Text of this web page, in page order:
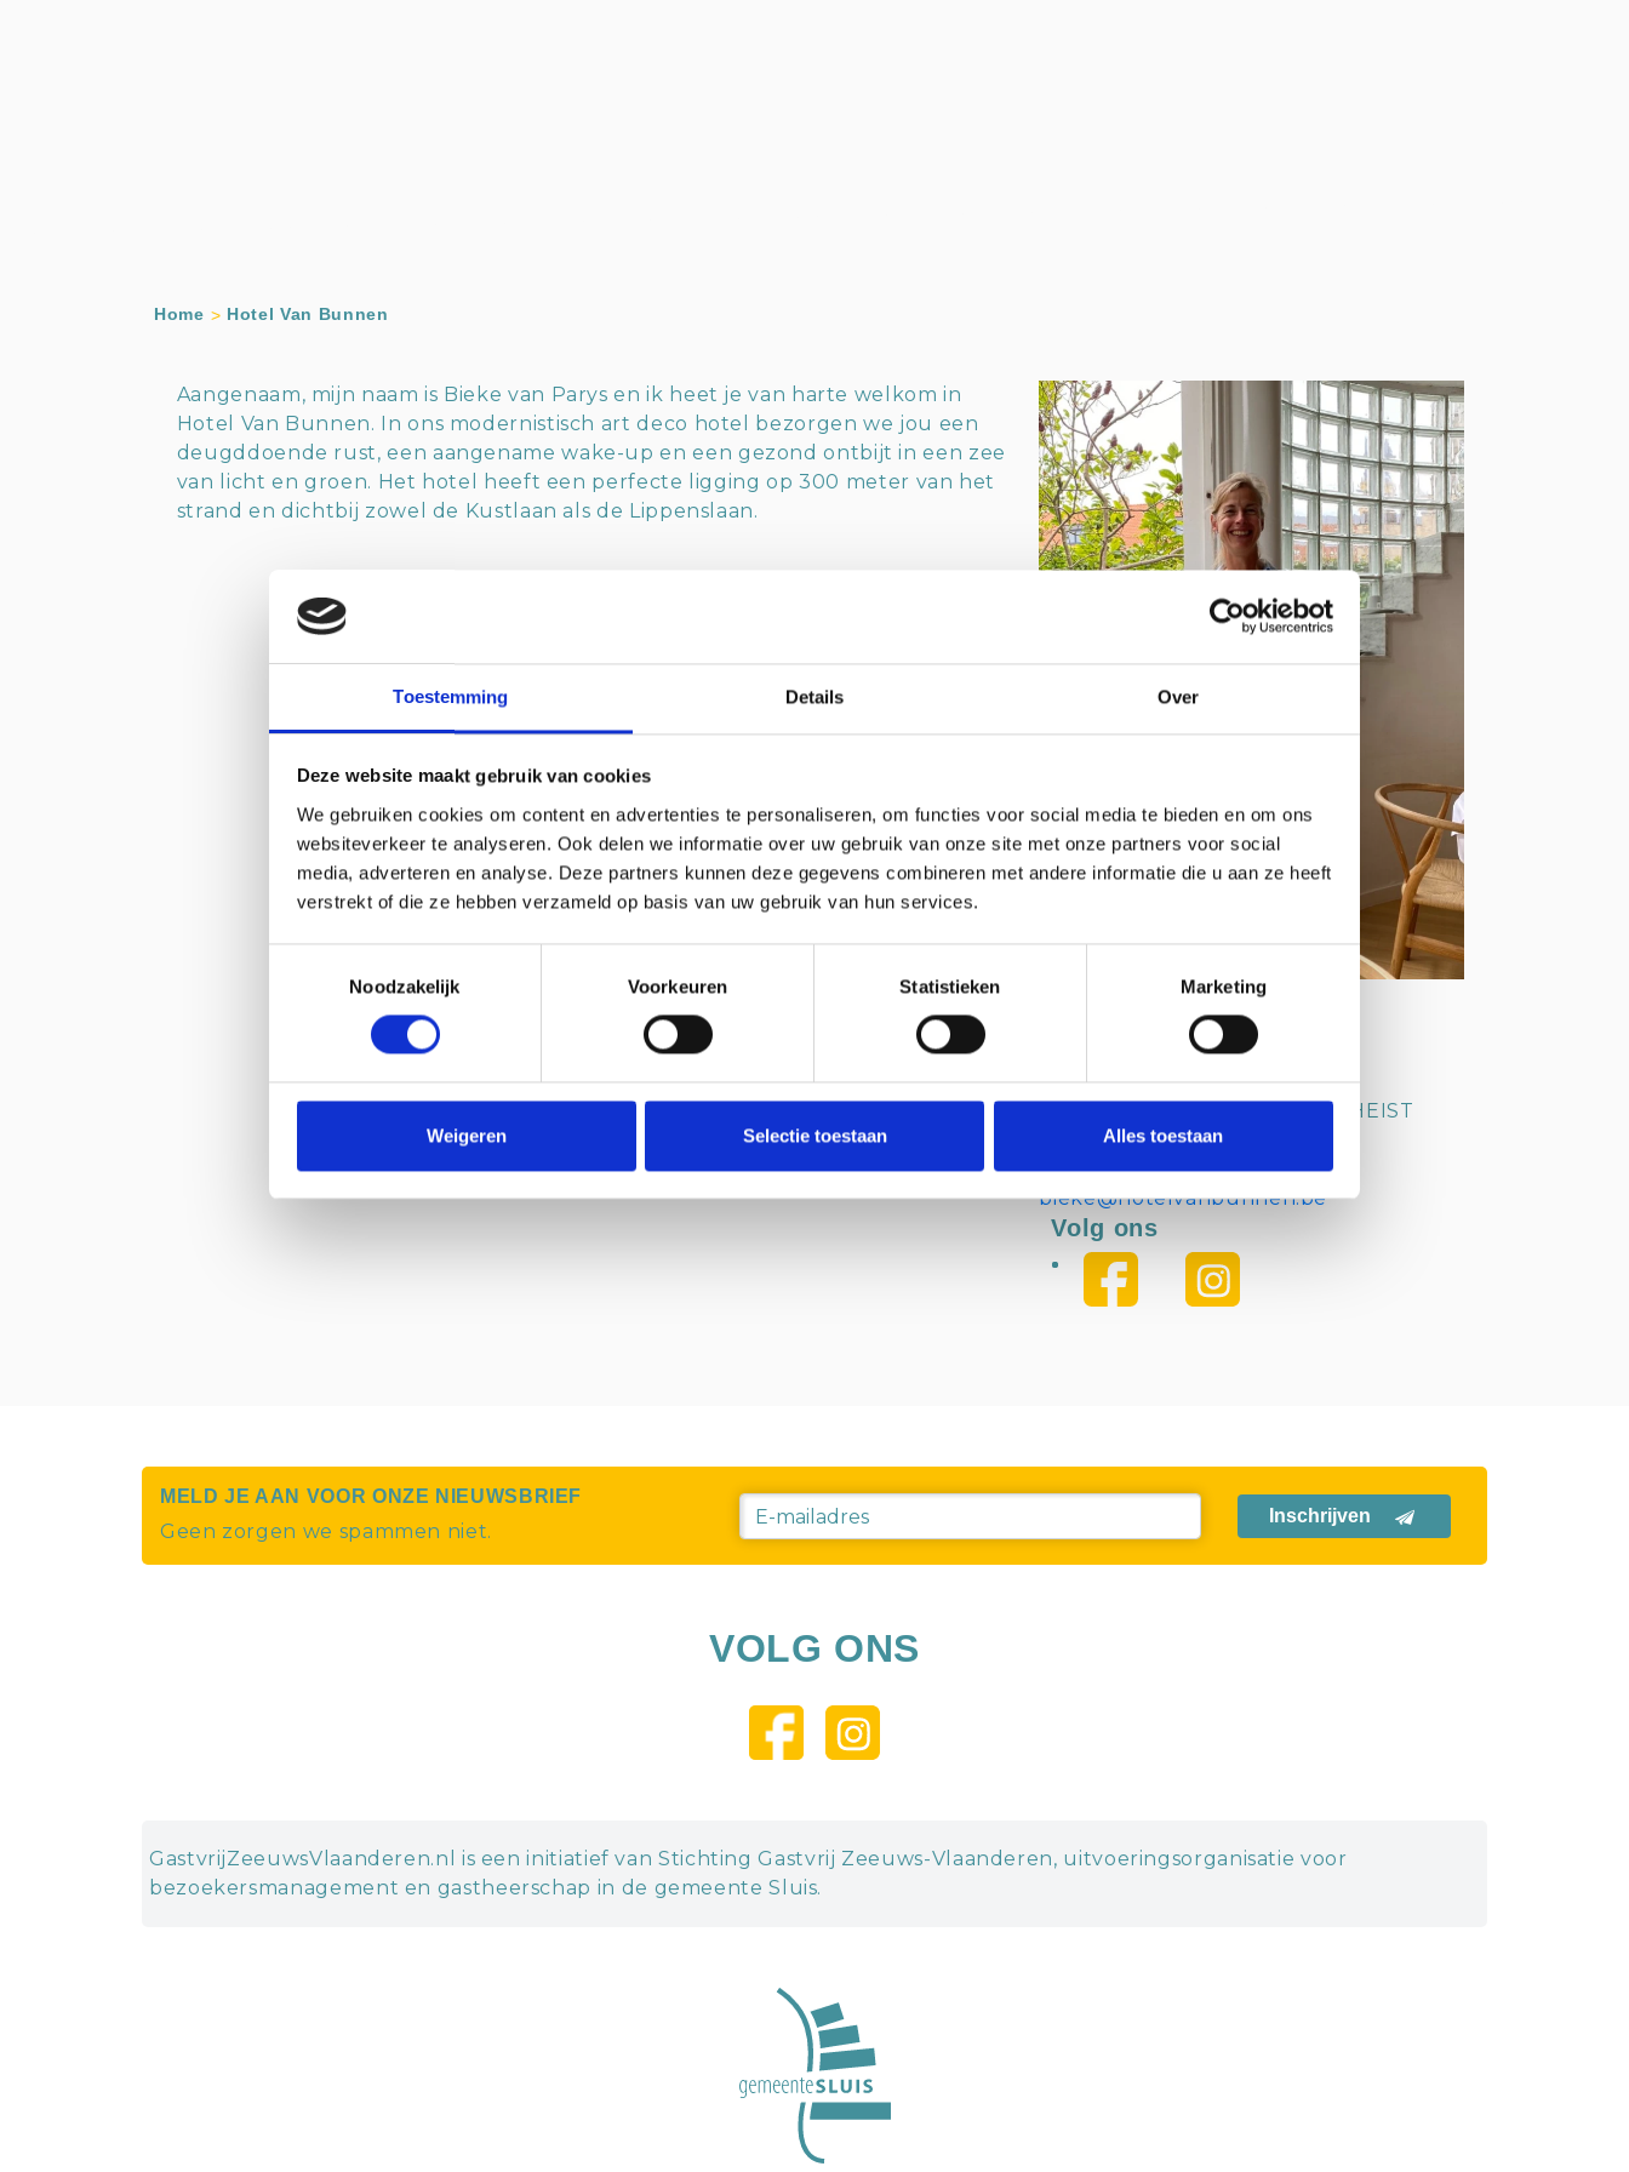
Toestemming Details Over
Deze website maakt gebruik van cookies
We gebruiken cookies om content en advertenties te personaliseren, om functies voor social media te bieden en om ons
websiteverkeer te analyseren. Ook delen we informatie over uw gebruik van onze site met onze partners voor social
media, adverteren en analyse. Deze partners kunnen deze gegevens combineren met andere informatie die u aan ze heeft
verstrekt of die ze hebben verzameld op basis van uw gebruik van hun services.
Noodzakelijk
Voorkeuren Statistieken Marketing
Weigeren Selectie toestaan Alles toestaan
Home Hotel Van Bunnen
Aangenaam, mijn naam is Bieke van Parys en ik heet je van harte welkom in
Hotel Van Bunnen. In ons modernistisch art deco hotel bezorgen we jou een
deugddoende rust, een aangename wake-up en een gezond ontbijt in een zee
van licht en groen. Het hotel heeft een perfecte ligging op 300 meter van het
strand en dichtbij zowel de Kustlaan als de Lippenslaan.
Contact info
Hotel Van Bunnen
Van Bunnenlaan 50 KNOKKE-HEIST
0032-50629363
Bezoek website
bieke@hotelvanbunnen.be
Volg ons
MELD JE AAN VOOR ONZE NIEUWSBRIEF
Geen zorgen we spammen niet.
Inschrijven
VOLG ONS
GastvrijZeeuwsVlaanderen.nl is een initiatief van Stichting Gastvrij Zeeuws-Vlaanderen, uitvoeringsorganisatie voor
bezoekersmanagement en gastheerschap in de gemeente Sluis.